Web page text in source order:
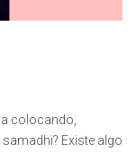
colocando,
Existe algo